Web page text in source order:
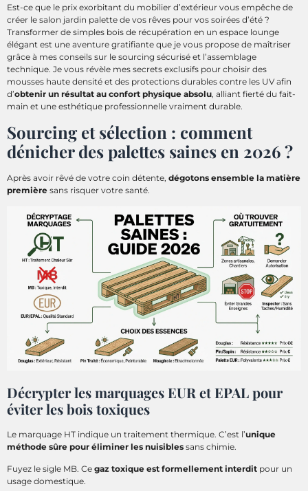
Est-ce que le prix exorbitant du mobilier d’extérieur vous empêche de
créer le salon jardin palette de vos rêves pour vos soirées d’été ?
Transformer de simples bois de récupération en un espace lounge
élégant est une aventure gratifiante que je vous propose de maîtriser
grâce à mes conseils sur le sourcing sécurisé et l’assemblage
technique. Je vous révèle mes secrets exclusifs pour choisir des
mousses haute densité et des protections durables contre les UV afin
d’obtenir un résultat au confort physique absolu, alliant fierté du fait-
main et une esthétique professionnelle vraiment durable.
Sourcing et sélection : comment
dénicher des palettes saines en 2026 ?
Après avoir rêvé de votre coin détente, dégotons ensemble la matière
première sans risquer votre santé.
Décrypter les marquages EUR et EPAL pour
éviter les bois toxiques
Le marquage HT indique un traitement thermique. C’est l’unique
méthode sûre pour éliminer les nuisibles sans chimie.
Fuyez le sigle MB. Ce gaz toxique est formellement interdit pour un
usage domestique.